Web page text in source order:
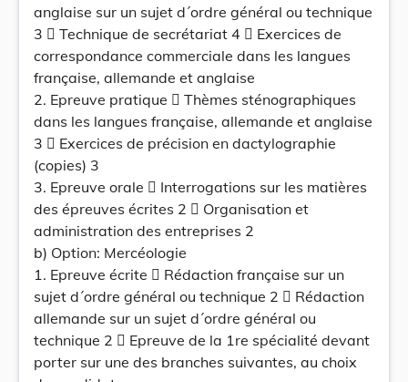
anglaise sur un sujet d´ordre général ou technique
3  Technique de secrétariat 4  Exercices de
correspondance commerciale dans les langues
française, allemande et anglaise
2. Epreuve pratique  Thèmes sténographiques
dans les langues française, allemande et anglaise
3  Exercices de précision en dactylographie
(copies) 3
3. Epreuve orale  Interrogations sur les matières
des épreuves écrites 2  Organisation et
administration des entreprises 2
b) Option: Mercéologie
1. Epreuve écrite  Rédaction française sur un
sujet d´ordre général ou technique 2  Rédaction
allemande sur un sujet d´ordre général ou
technique 2  Epreuve de la 1re spécialité devant
porter sur une des branches suivantes, au choix